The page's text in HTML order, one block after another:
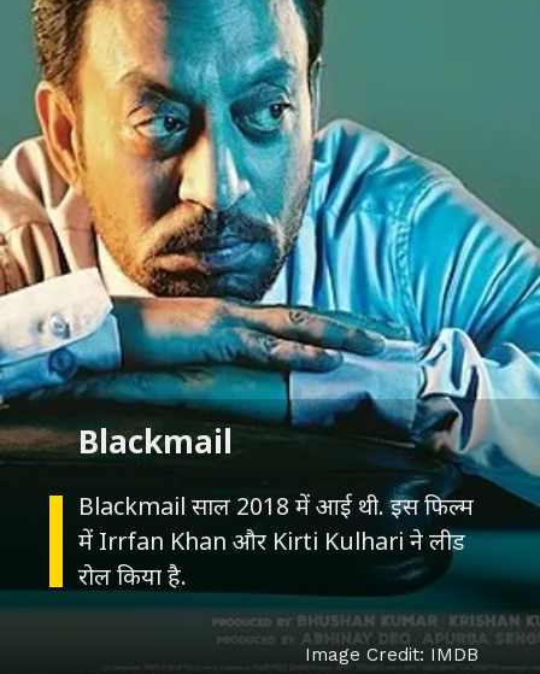
Blackmail साल 2018 में आई थी. इस फिल्म
में Irrfan Khan और Kirti Kulhari ने लीड
रोल किया है.
Blackmail
Image Credit: IMDB